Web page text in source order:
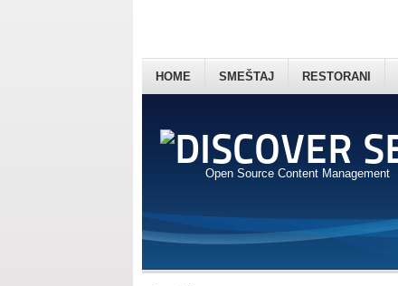
Open Source Content Management
HOME SMEŠTAJ RESTORANI